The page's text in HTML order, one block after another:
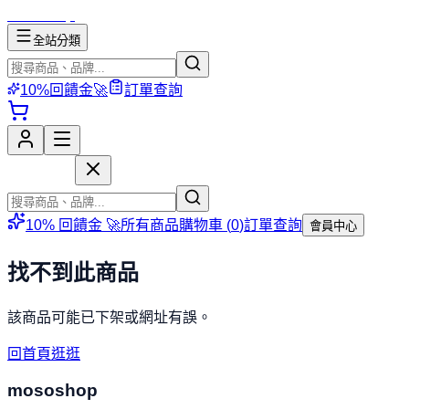
全站分類
10%回饋金🚀 訂單查詢
10% 回饋金 🚀所有商品購物車 (0)訂單查詢 會員中心
找不到此商品
該商品可能已下架或網址有誤。
回首頁逛逛
mososhop